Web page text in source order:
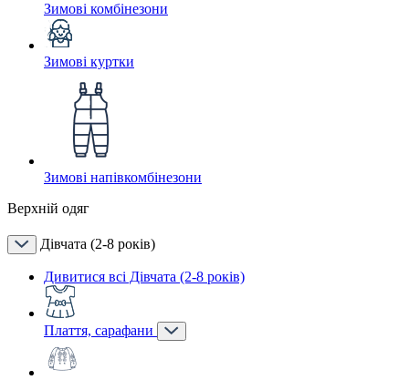
Зимові комбінезони
Зимові куртки
Зимові напівкомбінезони
Верхній одяг
Дівчата (2-8 років)
Дивитися всі Дівчата (2-8 років)
Плаття, сарафани